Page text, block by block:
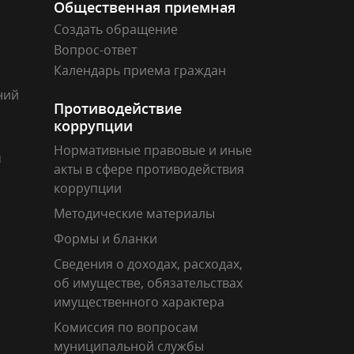
Общественная приемная
Создать обращение
Вопрос-ответ
Календарь приема граждан
Противодействие
коррупции
Нормативные правовые и иные
акты в сфере противодействия
коррупции
Методические материалы
Формы и бланки
Сведения о доходах, расходах,
об имуществе, обязательствах
имущественного характера
Комиссия по вопросам
муниципальной службы